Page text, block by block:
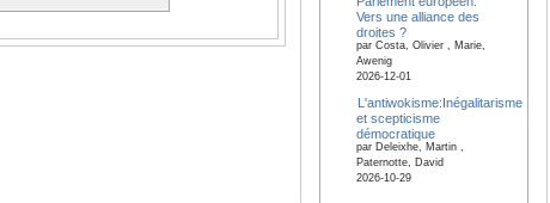
Vers une alliance des
droites ?
par Costa, Olivier , Marie,
Awenig
2026-12-01
L'antiwokisme:Inégalitarisme
et scepticisme
démocratique
par Deleixhe, Martin ,
Paternotte, David
2026-10-29